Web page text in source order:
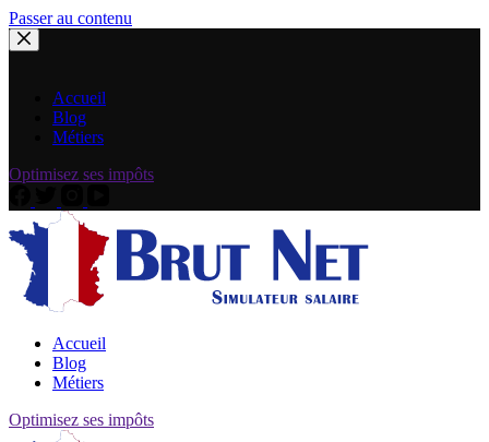
Passer au contenu
Accueil
Blog
Métiers
Optimisez ses impôts
Accueil
Blog
Métiers
Optimisez ses impôts